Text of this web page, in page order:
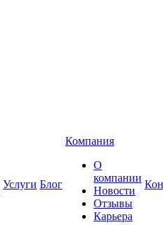
Услуги Блог
Компания
О
компании
Новости
Отзывы
Карьера